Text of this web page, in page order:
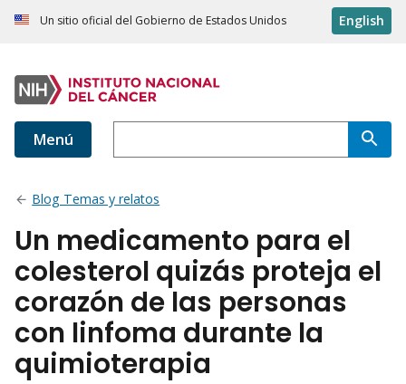
Un sitio oficial del Gobierno de Estados Unidos English
Menú
Blog Temas y relatos
Un medicamento para el
colesterol quizás proteja el
corazón de las personas
con linfoma durante la
quimioterapia